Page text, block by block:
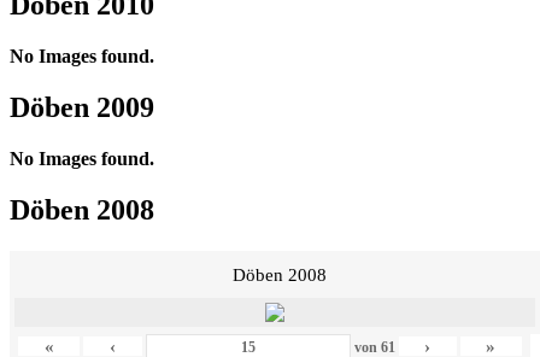
No Images found.
Döben 2009
No Images found.
Döben 2008
Döben 2008
« ‹ von 61 › »